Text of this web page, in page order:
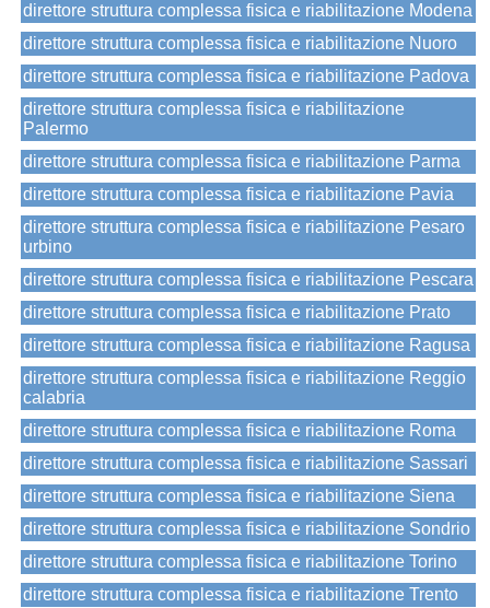
direttore struttura complessa fisica e riabilitazione Modena
direttore struttura complessa fisica e riabilitazione Nuoro
direttore struttura complessa fisica e riabilitazione Padova
direttore struttura complessa fisica e riabilitazione
Palermo
direttore struttura complessa fisica e riabilitazione Parma
direttore struttura complessa fisica e riabilitazione Pavia
direttore struttura complessa fisica e riabilitazione Pesaro
urbino
direttore struttura complessa fisica e riabilitazione Pescara
direttore struttura complessa fisica e riabilitazione Prato
direttore struttura complessa fisica e riabilitazione Ragusa
direttore struttura complessa fisica e riabilitazione Reggio
calabria
direttore struttura complessa fisica e riabilitazione Roma
direttore struttura complessa fisica e riabilitazione Sassari
direttore struttura complessa fisica e riabilitazione Siena
direttore struttura complessa fisica e riabilitazione Sondrio
direttore struttura complessa fisica e riabilitazione Torino
direttore struttura complessa fisica e riabilitazione Trento